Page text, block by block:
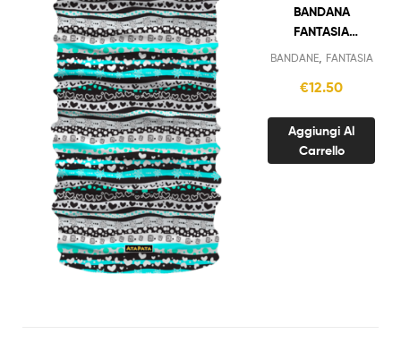
BANDANA
FANTASIA
STRISCE E
AZZURRO
BANDANE, FANTASIA
€12.50
Aggiungi Al
Carrello